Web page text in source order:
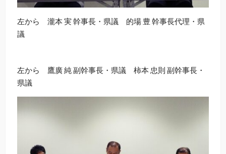
左から 瀧本 実 幹事長・県議 的場 豊 幹事長代理・県
議
左から 鷹廣 純 副幹事長・県議 柿本 忠則 副幹事長・
県議